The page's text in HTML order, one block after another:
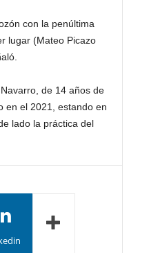
con la penúltima
lugar (Mateo Picazo
de 14 años de
en el 2021, estando en
lado la práctica del